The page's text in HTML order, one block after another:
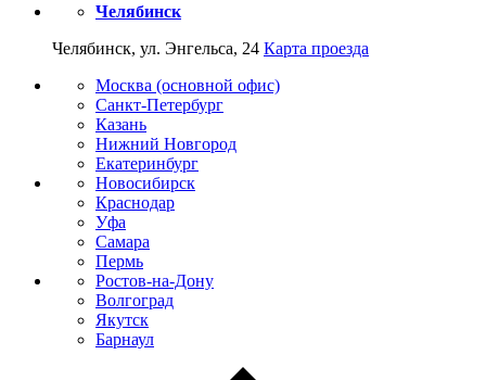
Челябинск
Челябинск, ул. Энгельса, 24 Карта проезда
Москва (основной офис)
Санкт-Петербург
Казань
Нижний Новгород
Екатеринбург
Новосибирск
Краснодар
Уфа
Самара
Пермь
Ростов-на-Дону
Волгоград
Якутск
Барнаул